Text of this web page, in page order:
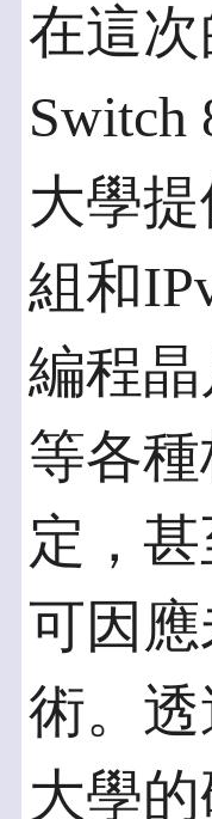
在這次
Switch
大學
組和
編程
等各
定，
可因
術。
大學